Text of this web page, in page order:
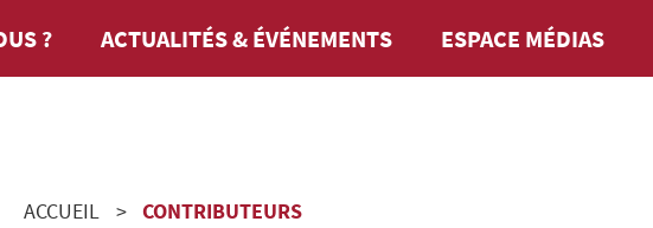
? ACTUALITÉS & ÉVÉNEMENTS ESPACE MÉDIAS
ACCUEIL CONTRIBUTEURS